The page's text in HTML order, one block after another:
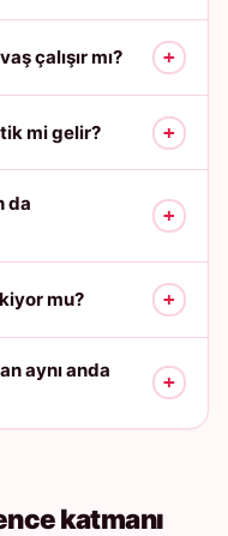
çalışır mı? +
mi gelir? +
da
+
mu? +
aynı anda
+
katmanı